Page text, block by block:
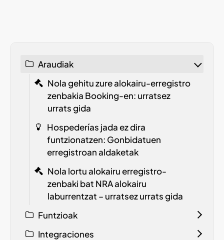
Araudiak
Nola gehitu zure alokairu-erregistro
zenbakia Booking-en: urratsez
urrats gida
Hospederías jada ez dira
funtzionatzen: Gonbidatuen
erregistroan aldaketak
Nola lortu alokairu erregistro-
zenbaki bat NRAalokairu
laburrentzat – urratsez urrats gida
Funtzioak
Integraciones